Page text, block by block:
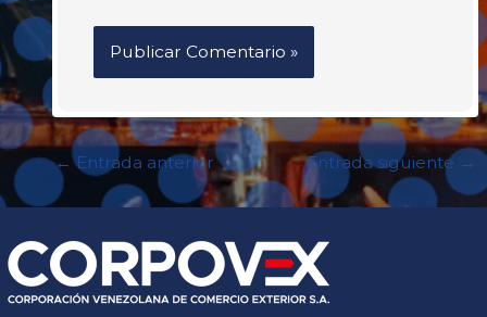
←Entrada anterior Entrada siguiente →